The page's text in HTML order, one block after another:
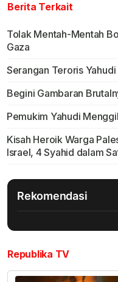
Berita Terkait
Tolak Mentah-Mentah
Gaza
Serangan Teroris
Begini Gambaran
Pemukim Yahudi
Kisah Heroik Warga
Israel, 4 Syahid dalam
Rekomendasi
Republika TV